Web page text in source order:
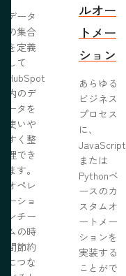
データ
の集合
を定義
して
HubSpot
内のデ
ータを
使いや
すく整
理でき
ます。
オペレ
ーショ
ンチー
ムの時
間節約
につな
ルオー
トメー
ション
あらゆる
ビジネス
プロセス
に、
JavaScript
または
Pythonベ
ースのカ
スタムオ
ートメー
ションを
実装する
ことがで